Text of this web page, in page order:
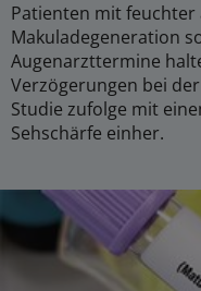
Patienten mit
Makuladegeneration
Augenarzttermine
Verzögerungen bei
Studie zufolge mit
Sehschärfe einher.